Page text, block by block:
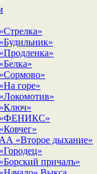
горе»
«ФЕНИКС»
«Второе дыхание»
причалъ»